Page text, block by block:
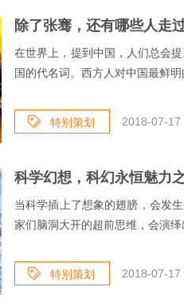
除了张骞，还有哪些人走
在世界上，提到中国，人们总会提到丝绸。 在古代西方，“赛里
国的代名词。西方人对中国最鲜
特别策划 2018-07-17
科学幻想，科幻永恒魅力
当科学插上了想象的翅膀，会发
家们脑洞大开的超前思维，会演
特别策划 2018-07-17